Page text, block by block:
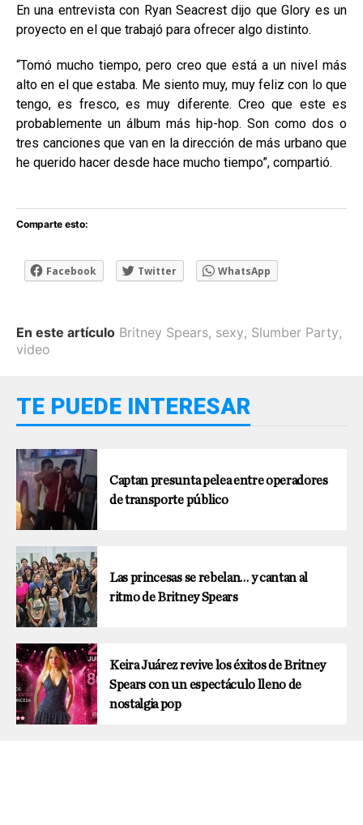
En una entrevista con Ryan Seacrest dijo que Glory es un
proyecto en el que trabajó para ofrecer algo distinto.
“Tomó mucho tiempo, pero creo que está a un nivel más
alto en el que estaba. Me siento muy, muy feliz con lo que
tengo, es fresco, es muy diferente. Creo que este es
probablemente un álbum más hip-hop. Son como dos o
tres canciones que van en la dirección de más urbano que
he querido hacer desde hace mucho tiempo”, compartió.
Comparte esto:
Facebook Twitter WhatsApp
En este artículo Britney Spears, sexy, Slumber Party,
video
TE PUEDE INTERESAR
Captan presunta pelea entre operadores
de transporte público
Las princesas se rebelan… y cantan al
ritmo de Britney Spears
Keira Juárez revive los éxitos de Britney
Spears con un espectáculo lleno de
nostalgia pop